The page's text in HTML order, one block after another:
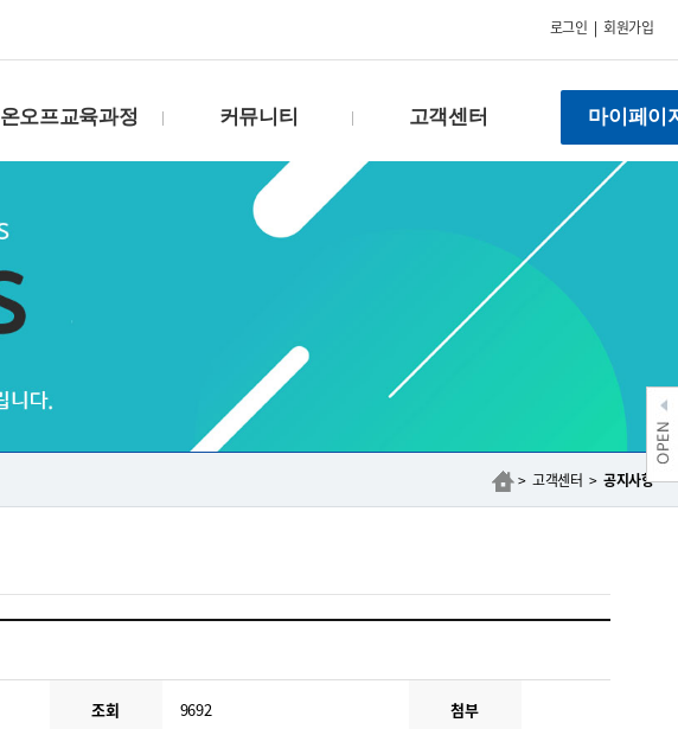
로그인 |회원가입
온오프교육과정 커뮤니티
Q & A
건의함
고객센터
개인정보처리방침
상담신청
제안하기
마이페이
> 고객센터 >공지사항
조회 9692 첨부